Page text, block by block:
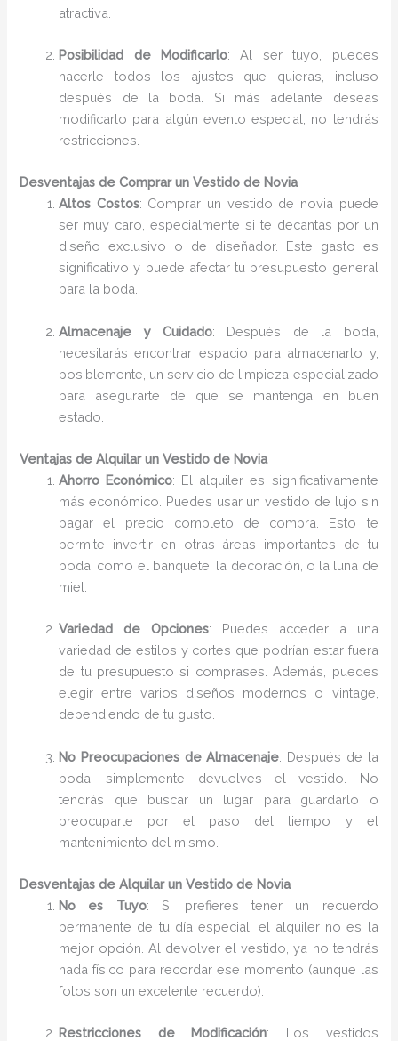
atractiva.
Posibilidad de Modificarlo: Al ser tuyo, puedes
hacerle todos los ajustes que quieras, incluso
después de la boda. Si más adelante deseas
modificarlo para algún evento especial, no tendrás
restricciones.
Desventajas de Comprar un Vestido de Novia
Altos Costos: Comprar un vestido de novia puede
ser muy caro, especialmente si te decantas por un
diseño exclusivo o de diseñador. Este gasto es
significativo y puede afectar tu presupuesto general
para la boda.
Almacenaje y Cuidado: Después de la boda,
necesitarás encontrar espacio para almacenarlo y,
posiblemente, un servicio de limpieza especializado
para asegurarte de que se mantenga en buen
estado.
Ventajas de Alquilar un Vestido de Novia
Ahorro Económico: El alquiler es significativamente
más económico. Puedes usar un vestido de lujo sin
pagar el precio completo de compra. Esto te
permite invertir en otras áreas importantes de tu
boda, como el banquete, la decoración, o la luna de
miel.
Variedad de Opciones: Puedes acceder a una
variedad de estilos y cortes que podrían estar fuera
de tu presupuesto si comprases. Además, puedes
elegir entre varios diseños modernos o vintage,
dependiendo de tu gusto.
No Preocupaciones de Almacenaje: Después de la
boda, simplemente devuelves el vestido. No
tendrás que buscar un lugar para guardarlo o
preocuparte por el paso del tiempo y el
mantenimiento del mismo.
Desventajas de Alquilar un Vestido de Novia
No es Tuyo: Si prefieres tener un recuerdo
permanente de tu día especial, el alquiler no es la
mejor opción. Al devolver el vestido, ya no tendrás
nada físico para recordar ese momento (aunque las
fotos son un excelente recuerdo).
Restricciones de Modificación: Los vestidos